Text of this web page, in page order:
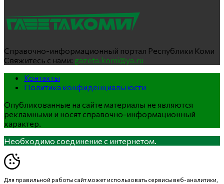
Справочно-информационный портал Республики Коми
Свяжитесь с нами: gazeta.komi@ya.ru
Контакты
Политика конфиденциальности
Опубликованные на сайте материалы не являются
рекламными и носят справочно-информационный
характер.
Необходимо соединение с интернетом.
Для правильной работы сайт может использовать сервисы веб-аналитики,